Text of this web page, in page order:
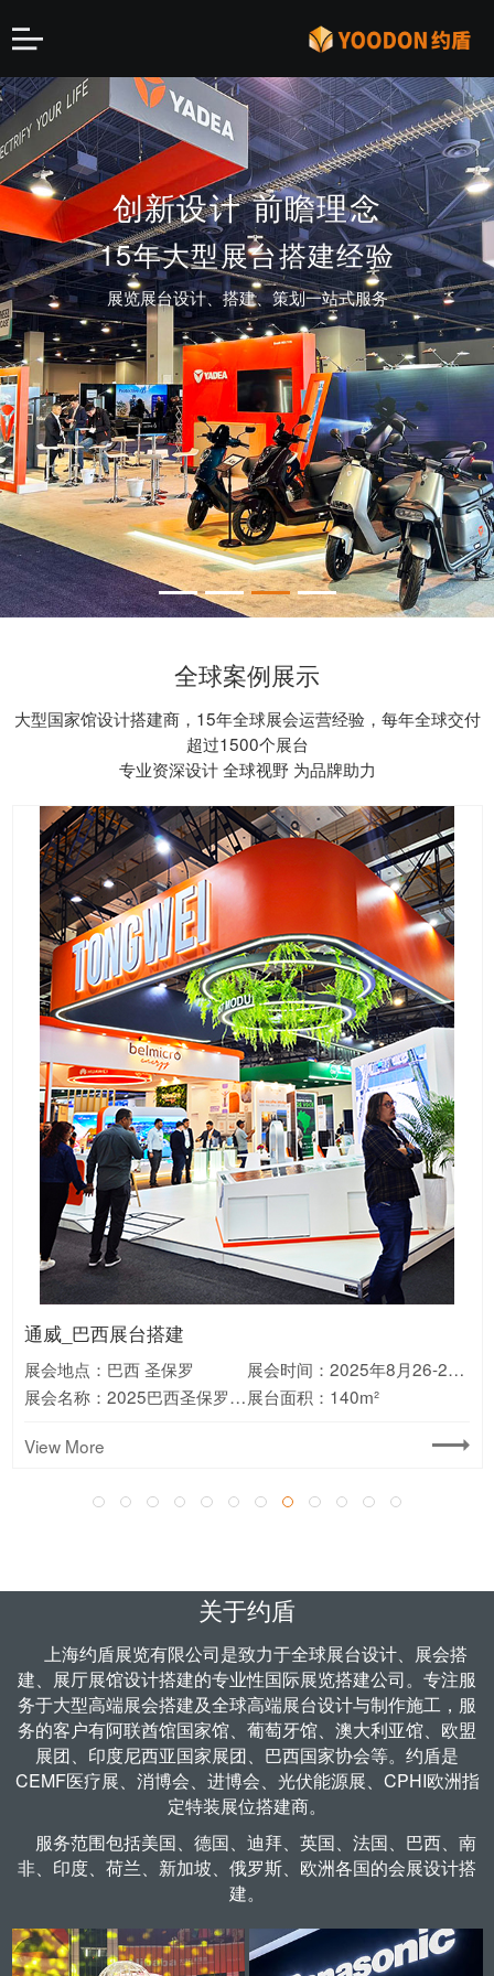
全球加速最快豪华超跑
OWL
约盾倾力打造高端展台
全程运营ASPARK上海车展品牌营销 宣传 设计 搭
建
第二届中国国际消费品博
览会
上海地区排名前三
特装指定搭建商
创新设计 前瞻理念
15年大型展台搭建经验
展览展台设计、搭建、策划一站式服务
知名企业 大型高端展会
特装指定搭建商
助力品牌营销 知名品牌长期合作伙伴
全球案例展示
大型国家馆设计搭建商，15年全球展会运营经验，每年全球交付
超过1500个展台
专业资深设计 全球视野 为品牌助力
宁德时代_澳大利亚展台搭建
展会地点：澳大利亚 墨尔本
展会时间：2024年10月23-24日
展会名称：2024澳大利亚国际能源展览会展台面积：180m²
View More
Valerion_美国CES展会搭建
展会地点：美国 拉斯维加斯
展会时间：2026年1月6-9日
展会名称：美国CES消费电子展 展台面积：325m²
View More
库犸动力_德国IFA展会搭建
展会地点：德国 柏林
展会时间：2025年9月5-9日
展会名称：2025德国消费电子展IFA展台面积：165m²
View More
Aiper_德国IFA展台搭建
展会地点：德国 慕尼黑
展会时间：2024年9月6-10日
展会名称：2024德国慕尼黑消费电子展IFA展台面积：180m²
View More
科沃斯_美国CES展台搭建
展会地点：美国 拉斯维加斯
展会时间：2025年1月7-10日
展会名称：2025美国CES消费电子展展台面积：消费电子展
View More
万华_展会设计搭建
展会地点：广东 广州
展会时间：2025年9月3-5日
展会名称：2025中国国际聚氨酯展览会(PU China)展台面积：210m²
View More
中国烟草_德国展会搭建
展会地点：德国 多特蒙德
展会时间：2024年09月19-21日
展会名称：2024德国多特蒙德烟草展展台面积：108m²
View More
通威_巴西展台搭建
展会地点：巴西 圣保罗
展会时间：2025年8月26-28日
展会名称：2025巴西圣保罗太阳能光伏展展台面积：140m²
View More
HKC_巴西展会搭建
展会地点：巴西 圣保罗
展会时间：2025年6月22-26日
展会名称：2025巴西消费电子展ES展台面积：135㎡
View More
绿联_德国IFA展会搭建
展会地点：德国 柏林
展会时间：2025年09月6-10日
展会名称：2024德国消费电子展IFA展台面积：120m²
View More
美的_美国展会搭建
展会地点：美国 拉斯维加斯
展会时间：2025年9月9-11日
展会名称：2025美国光伏储能展览会RE+展台面积：135m²
View More
新日_欧洲展会搭建
展会地点：意大利 米兰
展会时间：2023年11月7-12日
展会名称：2023意大利两轮电动车展EICMA展台面积：210m²
View More
关于约盾
上海约盾展览有限公司是致力于全球展台设计
展会搭
建
展厅展馆设计搭建的专业性国际展览搭建公司。专注服
务于大型高端展会搭建及全球高端展台设计与制作施工，服
务的客户有阿联酋馆国家馆、葡萄牙馆、澳大利亚馆、欧盟
展团、印度尼西亚国家展团、巴西国家协会等。约盾是
CEMF医疗展、 消博会 进博会 光伏能源展 、CPHI欧洲指
定特装展位搭建商。
服务范围包括美国、 德国、迪拜、英国、法国、巴西、南
非、印度、荷兰、新加坡、俄罗斯、欧洲各国的会展设计搭
建。